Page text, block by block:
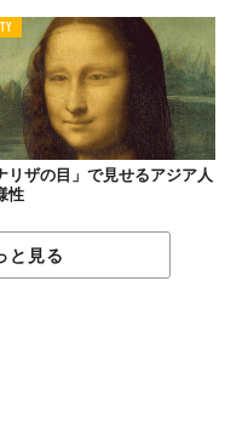
リザの目」で見せるアジア人
性
と見る